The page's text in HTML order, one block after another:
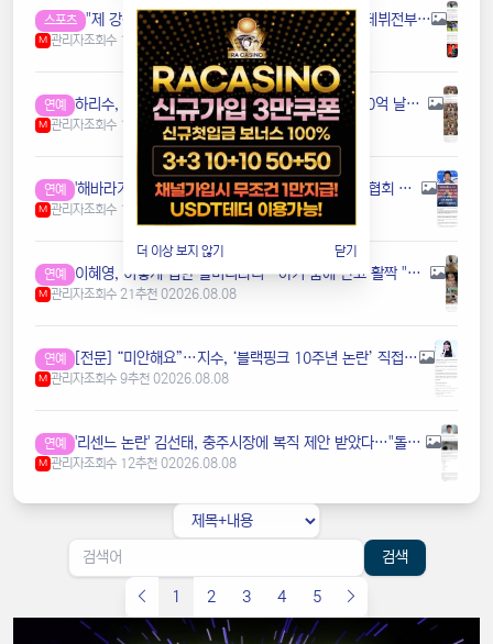
스포츠 "제 강점은 공중볼과 헤더, 발밑 능력입니다"…'데뷔전부터 MOM' 이한범, 브뤼헤 완벽 적응 "벌써 집에 있는 것처럼 느껴진다"
M 관리자조회수 15 추천 02026.08.08
연예 하리수, 전남편 미키정과 이혼 진짜 이유 고백.."30억 날렸다는 루머, 사실 아냐"
M 관리자조회수 10 추천 02026.08.08
연예 '해바라기' 출연 男배우, 홍명보 이어 '성접대' 축구협회 저격…"상상 이상으로 썩은 조직" [RE:스타]
M 관리자조회수 14 2026.08.08
연예 이혜영, 이렇게 힙한 할머니라니…아기 품에 안고 활짝 "이모할머니 됐다"
M 관리자조회수 21 추천 02026.08.08
연예 [전문] “미안해요”…지수, ‘블랙핑크 10주년 논란’ 직접 사과
M 관리자조회수 9추천 02026.08.08
연예 '리센느 논란' 김선태, 충주시장에 복직 제안 받았다…"돌아올 생각 있냐" 수척 근황까지 [엑's 이슈]
M 관리자조회수 12추천 02026.08.08
검색
1 2 3 4 5
더 이상 보지 않기 닫기